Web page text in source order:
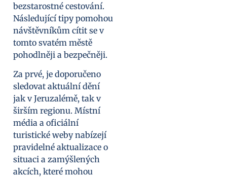
bezstarostné cestování.
Následující tipy pomohou
návštěvníkům cítit se v
tomto svatém městě
pohodlněji a bezpečněji.
Za prvé, je doporučeno
sledovat aktuální dění
jak v Jeruzalémě, tak v
širším regionu. Místní
média a oficiální
turistické weby nabízejí
pravidelné aktualizace o
situaci a zamýšlených
akcích, které mohou